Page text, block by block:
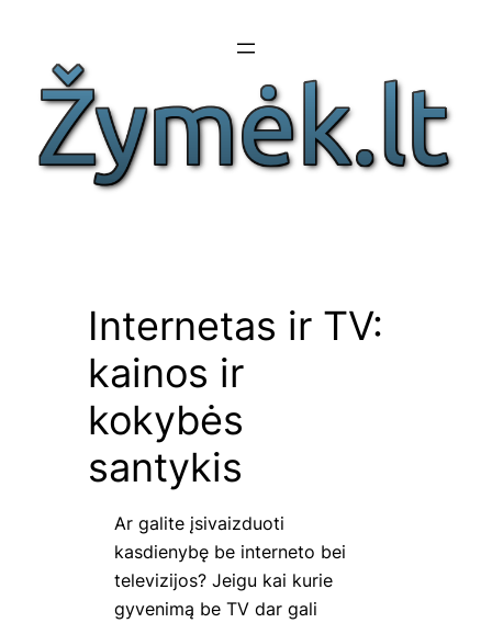
turinio
Internetas ir TV:
kainos ir
kokybės
santykis
Ar galite įsivaizduoti
kasdienybę be interneto bei
televizijos? Jeigu kai kurie
gyvenimą be TV dar gali